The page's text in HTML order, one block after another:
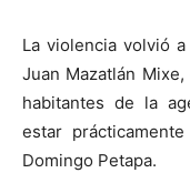
La violencia volvió
Juan Mazatlán
habitantes de la
estar
Domingo Petapa.